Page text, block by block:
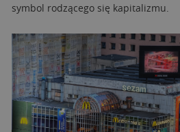
symbol rodzącego się kapitalizmu.